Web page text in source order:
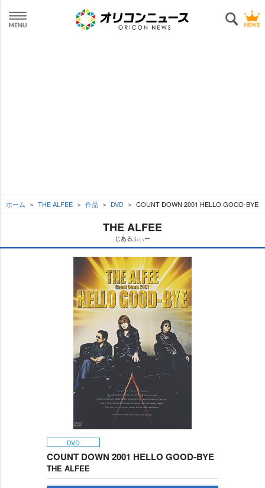
ホーム THE ALFEE 作品 DVD COUNT DOWN 2001 HELLO GOOD-BYE
THE ALFEE
じあるふぃー
DVD
COUNT DOWN 2001 HELLO GOOD-BYE
THE ALFEE